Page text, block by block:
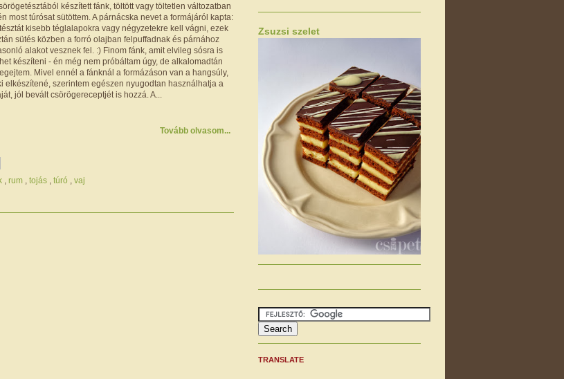
készített fánk, töltött vagy töltetlen változatban
most túrósat sütöttem. A párnácska nevet a formájáról kapta:
kisebb téglalapokra vagy négyzetekre kell vágni, ezek
sütés közben a forró olajban felpuffadnak és párnához
alakot vesznek fel. :) Finom fánk, amit elvileg sósra is
készíteni - én még nem próbáltam úgy, de alkalomadtán
Mivel ennél a fánknál a formázáson van a hangsúly,
elkészítené, szerintem egészen nyugodtan használhatja a
jól bevált csörögereceptjét is hozzá. A...
Tovább olvasom...
rum tojás túró vaj
Zsuzsi szelet
TRANSLATE